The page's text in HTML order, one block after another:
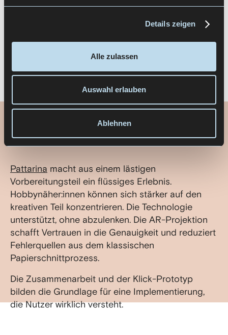
Details zeigen
Alle zulassen
Auswahl erlauben
Ablehnen
WIRKUNG
Pattarina macht aus einem lästigen
Vorbereitungsteil ein flüssiges Erlebnis.
Hobbynäher:innen können sich stärker auf den
kreativen Teil konzentrieren. Die Technologie
unterstützt, ohne abzulenken. Die AR-Projektion
schafft Vertrauen in die Genauigkeit und reduziert
Fehlerquellen aus dem klassischen
Papierschnittprozess.
Die Zusammenarbeit und der Klick-Prototyp
bilden die Grundlage für eine Implementierung,
die Nutzer wirklich versteht.